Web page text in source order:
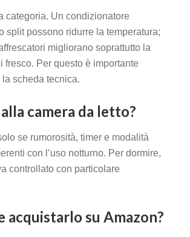
categoria. Un condizionatore
split possono ridurre la temperatura;
migliorano soprattutto la
fresco. Per questo è importante
la scheda tecnica.
camera da letto?
se rumorosità, timer e modalità
con l’uso notturno. Per dormire,
controllato con particolare
acquistarlo su Amazon?